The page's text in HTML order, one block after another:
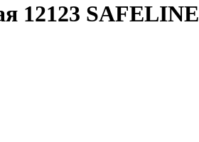
12123 SAFELINE